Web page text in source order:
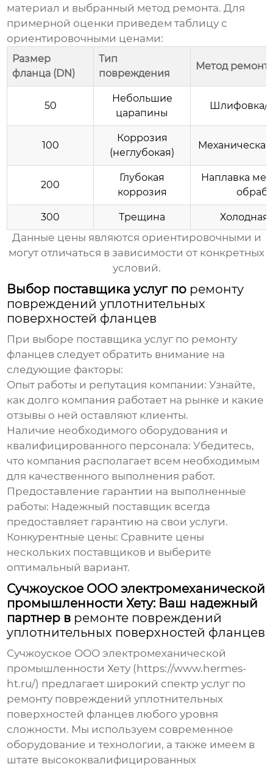
материал и выбранный метод ремонта. Для
примерной оценки приведем таблицу с
ориентировочными ценами:
Размер
фланца (DN)
Тип
повреждения
Метод
50
Небольшие
царапины
Шлифовка/
100
Коррозия
(неглубокая)
200
Глубокая
коррозия
Наплавка
300 Трещина Холодная
Данные цены являются ориентировочными и
могут отличаться в зависимости от конкретных
условий.
Выбор поставщика услуг по ремонту
повреждений уплотнительных
поверхностей фланцев
При выборе поставщика услуг по ремонту
фланцев следует обратить внимание на
следующие факторы:
Опыт работы и репутация компании: Узнайте,
как долго компания работает на рынке и какие
отзывы о ней оставляют клиенты.
Наличие необходимого оборудования и
квалифицированного персонала: Убедитесь,
что компания располагает всем необходимым
для качественного выполнения работ.
Предоставление гарантии на выполненные
работы: Надежный поставщик всегда
предоставляет гарантию на свои услуги.
Конкурентные цены: Сравните цены
нескольких поставщиков и выберите
оптимальный вариант.
Сучжоуское ООО электромеханической
промышленности Хету: Ваш надежный
партнер в ремонте повреждений
уплотнительных поверхностей фланцев
Сучжоуское ООО электромеханической
промышленности Хету (https://www.hermes-
ht.ru/) предлагает широкий спектр услуг по
ремонту повреждений уплотнительных
поверхностей фланцев любого уровня
сложности. Мы используем современное
оборудование и технологии, а также имеем в
штате высококвалифицированных